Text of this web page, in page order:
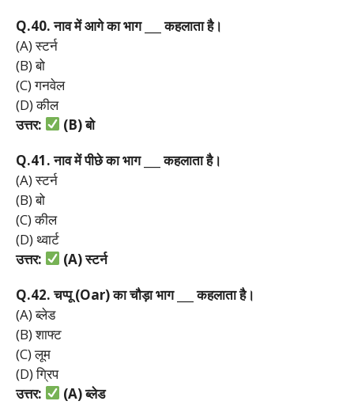
Q.40.नावमेंआगेकाभाग ___कहलाताहै।
(A) स्टर्न
(B) बो
(C) गनवेल
(D) कील
उत्तर:
(B)बो
Q.41.नावमेंपीछेकाभाग ___कहलाताहै।
(A) स्टर्न
(B) बो
(C) कील
(D) थ्वार्ट
उत्तर:
(A)स्टर्न
Q.42.चप्पू (Oar)काचौड़ाभाग ___कहलाताहै।
(A) ब्लेड
(B) शाफ्ट
(C) लूम
(D) ग्रिप
उत्तर:
(A)ब्लेड